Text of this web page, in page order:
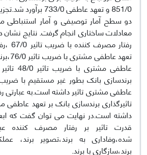
851/0 و تعهد عاطفی
دو سطح آمار توصیفی و آمار استنباطی
معادلات ساختاری انجام گرفت. نتایج نشان
رفتار
تعهد
عاطفی
عاطفی مشتری تاثیر داشته است.به عبارتی
تاثیرگذاری برندسازی بانک بر تعهد
داشته است.در نهایت می توان گفت که
قدرت تاثیر بر رفتار مصرف کننده
شده،وفاداری به برند،تصویر برند،
برند،سازگاری با برند.